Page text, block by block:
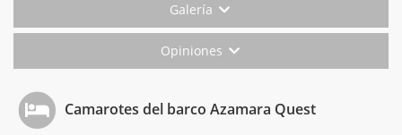
Galería
Opiniones
Camarotes del barco Azamara Quest